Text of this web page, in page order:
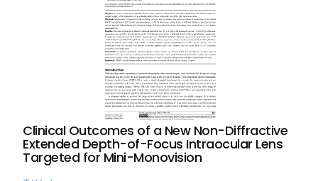
Clinical Outcomes of a New Non-Diffractive
Extended Depth-of-Focus Intraocular Lens
Targeted for Mini-Monovision